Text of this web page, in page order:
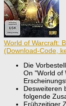
World of Warcraft:
(Download-Code,
Die
On "World of
Desweiteren
folgende
Frühzeitiger